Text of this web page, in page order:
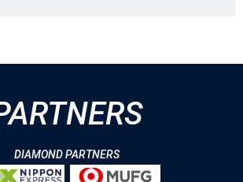
DIAMOND PARTNERS